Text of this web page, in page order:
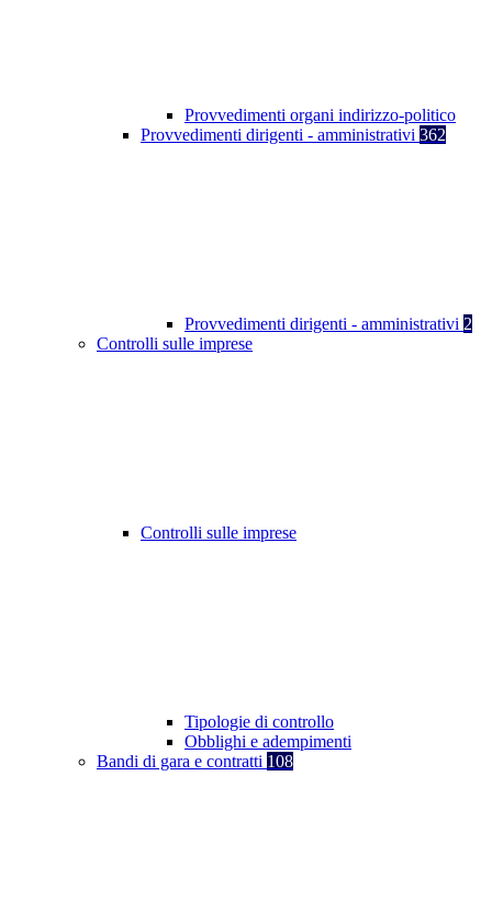
Provvedimenti organi indirizzo-politico
Provvedimenti dirigenti - amministrativi 362
Provvedimenti dirigenti - amministrativi 2
Controlli sulle imprese
Controlli sulle imprese
Tipologie di controllo
Obblighi e adempimenti
Bandi di gara e contratti 108